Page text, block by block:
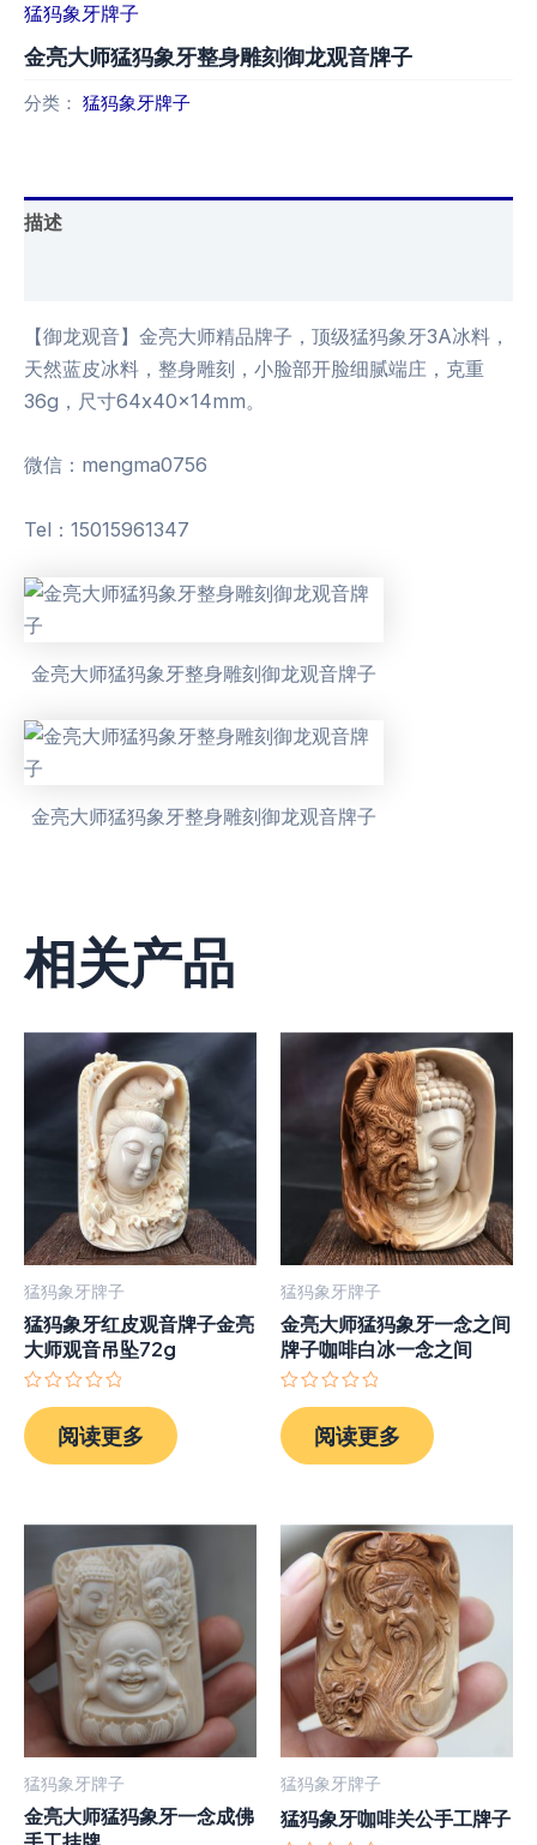
猛犸象牙牌子
金亮大师猛犸象牙整身雕刻御龙观音牌子
分类： 猛犸象牙牌子
描述
【御龙观音】金亮大师精品牌子，顶级猛犸象牙3A冰料，
天然蓝皮冰料，整身雕刻，小脸部开脸细腻端庄，克重
36g，尺寸64x40x14mm。
微信：mengma0756
Tel：15015961347
金亮大师猛犸象牙整身雕刻御龙观音牌子
金亮大师猛犸象牙整身雕刻御龙观音牌子
相关产品
猛犸象牙牌子
猛犸象牙红皮观音牌子金亮
大师观音吊坠72g
评
分
0
&sol;
阅读更多
猛犸象牙牌子
金亮大师猛犸象牙一念之间
牌子咖啡白冰一念之间
评
分
0
&sol;
阅读更多
猛犸象牙牌子
金亮大师猛犸象牙一念成佛
猛犸象牙牌子
猛犸象牙咖啡关公手工牌子